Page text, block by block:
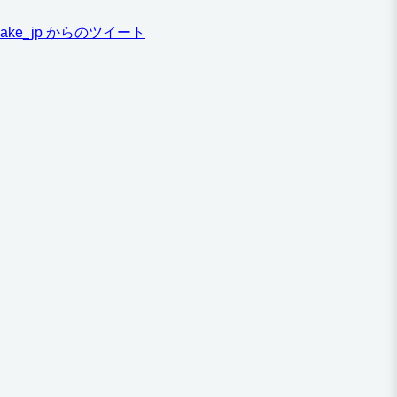
からのツイート